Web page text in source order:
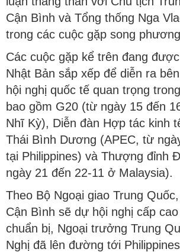
Cận Bình và Tổng thống Nga
trong các cuộc gặp song
Các cuộc gặp kể trên đang
Nhật Bản sắp xếp để diễn ra
hội nghị quốc tế quan trọng
bao gồm G20 (từ ngày 15 đến
Nhĩ Kỳ), Diễn đàn Hợp tác kinh
Thái Bình Dương (APEC, từ
tại Philippines) và Thượng đỉnh
ngày 21 đến 22-11 ở Malaysia).
Theo Bộ Ngoại giao Trung
Cận Bình sẽ dự hội nghị cấp
chuẩn bị, Ngoại trưởng Trung
Nghị đã lên đường tới